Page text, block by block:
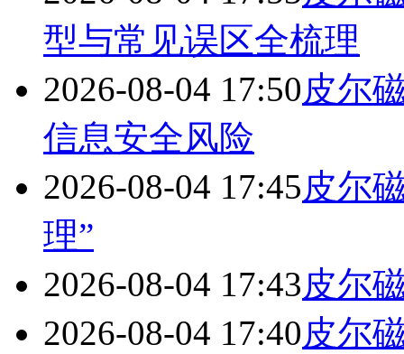
型与常见误区全梳理
2026-08-04 17:50皮尔
信息安全风险
2026-08-04 17:45皮尔
理”
2026-08-04 17:43皮尔
2026-08-04 17:40皮尔